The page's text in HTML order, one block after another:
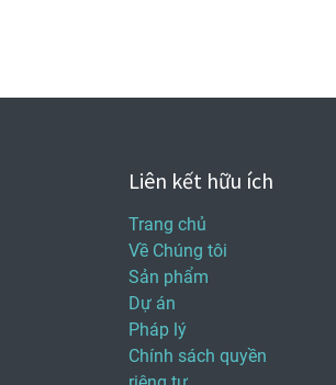
Liên kết hữu ích
Trang chủ
Về Chúng tôi
Sản phẩm
Dự án
Pháp lý
Chính sách quyền